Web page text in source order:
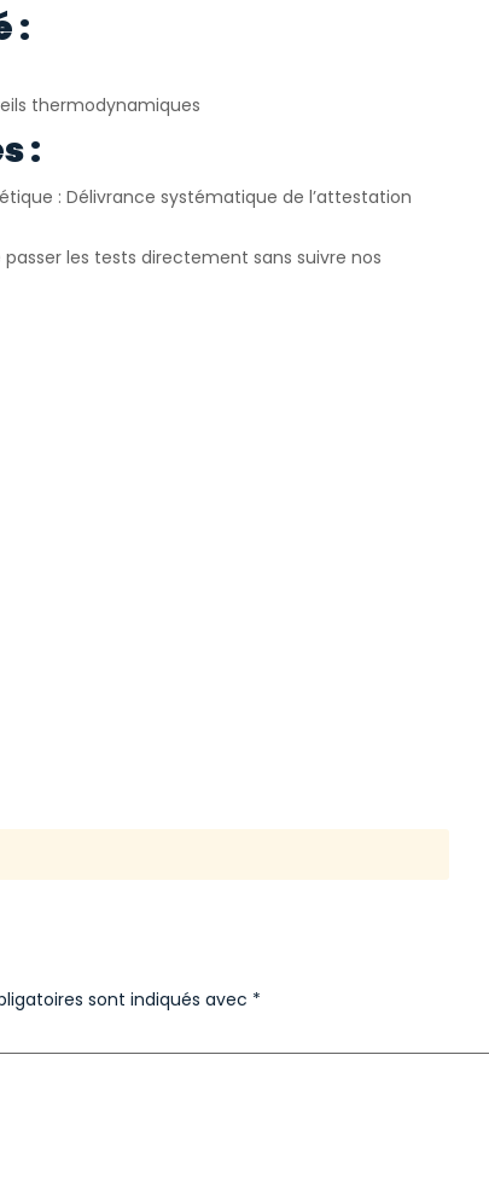
:
thermodynamiques
:
: Délivrance systématique de l’attestation
passer les tests directement sans suivre nos
sont indiqués avec *